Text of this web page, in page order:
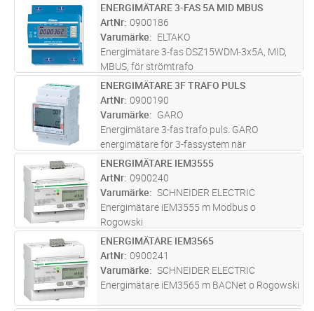
ST Lägg i kundvagn
ENERGIMÄTARE 3-FAS 5A MID MBUS
ArtNr 0900186
Varumärke
ELTAKO
Energimätare 3-fas DSZ15WDM-3x5A, MID,
MBUS, för strömtrafo
ST Lägg i kundvagn
ENERGIMÄTARE 3F TRAFO PULS
ArtNr 0900190
Varumärke
GARO
Energimätare 3-fas trafo puls. GARO
energimätare för 3-fassystem när
strömtransformatorer används är kompakta,
endast 3 moduler bred och har självförsörjd
manöverspänning. Mätarna är
debiteringsgodkä...läs mer
ST Lägg i kundvagn
ENERGIMÄTARE IEM3555
ArtNr 0900240
Varumärke
SCHNEIDER ELECTRIC
Energimätare iEM3555 m Modbus o
Rogowski
ST Lägg i kundvagn
ENERGIMÄTARE IEM3565
ArtNr 0900241
Varumärke
SCHNEIDER ELECTRIC
Energimätare iEM3565 m BACNet o Rogowski